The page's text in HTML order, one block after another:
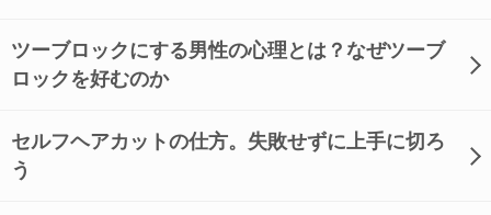
ツーブロックにする男性の心理とは？なぜツーブ
ロックを好むのか
セルフヘアカットの仕方。失敗せずに上手に切ろ
う